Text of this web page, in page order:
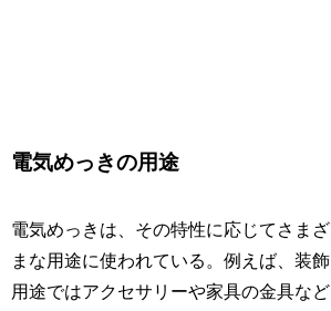
電気めっきの用途
電気めっきは、その特性に応じてさまざ
まな用途に使われている。例えば、装飾
用途ではアクセサリーや家具の金具など